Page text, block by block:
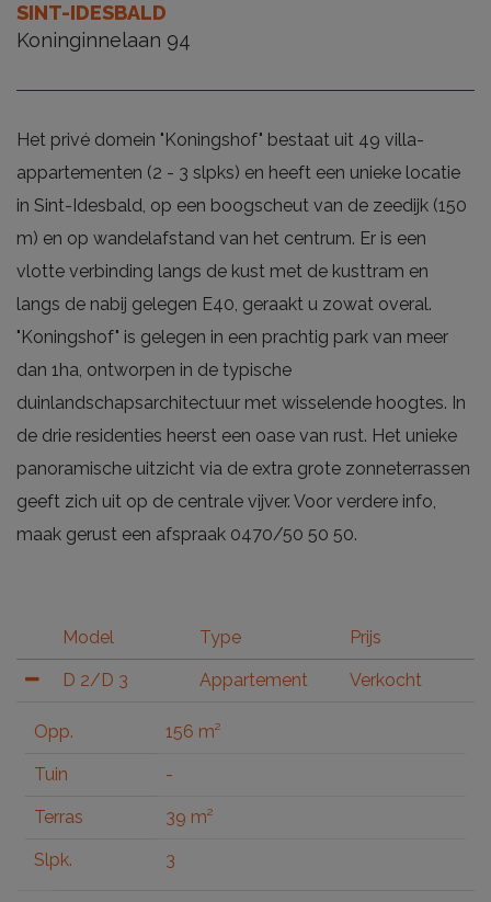
SINT-IDESBALD
Koninginnelaan 94
Het privé domein "Koningshof" bestaat uit 49 villa-
appartementen (2 - 3 slpks) en heeft een unieke locatie
in Sint-Idesbald, op een boogscheut van de zeedijk (150
m) en op wandelafstand van het centrum. Er is een
vlotte verbinding langs de kust met de kusttram en
langs de nabij gelegen E40, geraakt u zowat overal.
"Koningshof" is gelegen in een prachtig park van meer
dan 1ha, ontworpen in de typische
duinlandschapsarchitectuur met wisselende hoogtes. In
de drie residenties heerst een oase van rust. Het unieke
panoramische uitzicht via de extra grote zonneterrassen
geeft zich uit op de centrale vijver. Voor verdere info,
maak gerust een afspraak 0470/50 50 50.
Model Type Prijs
D 2/D 3 Appartement Verkocht
Opp. 156 m²
Tuin -
Terras 39 m²
Slpk. 3